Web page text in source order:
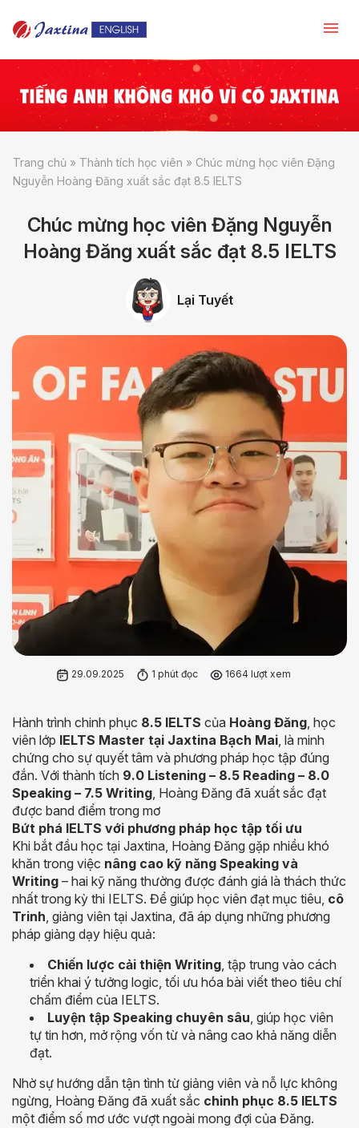
Trang chủ » Thành tích học viên » Chúc mừng học viên Đặng
Nguyễn Hoàng Đăng xuất sắc đạt 8.5 IELTS
Chúc mừng học viên Đặng Nguyễn
Hoàng Đăng xuất sắc đạt 8.5 IELTS
Lại Tuyết
29.09.2025 1 phút đọc 1664 lượt xem
Hành trình chinh phục 8.5 IELTS của Hoàng Đăng, học
viên lớp IELTS Master tại Jaxtina Bạch Mai, là minh
chứng cho sự quyết tâm và phương pháp học tập đúng
đắn. Với thành tích 9.0 Listening – 8.5 Reading – 8.0
Speaking – 7.5 Writing, Hoàng Đăng đã xuất sắc đạt
được band điểm trong mơ
Bứt phá IELTS với phương pháp học tập tối ưu
Khi bắt đầu học tại Jaxtina, Hoàng Đăng gặp nhiều khó
khăn trong việc nâng cao kỹ năng Speaking và
Writing – hai kỹ năng thường được đánh giá là thách thức
nhất trong kỳ thi IELTS. Để giúp học viên đạt mục tiêu, cô
Trinh, giảng viên tại Jaxtina, đã áp dụng những phương
pháp giảng dạy hiệu quả:
Chiến lược cải thiện Writing, tập trung vào cách
triển khai ý tưởng logic, tối ưu hóa bài viết theo tiêu chí
chấm điểm của IELTS.
Luyện tập Speaking chuyên sâu, giúp học viên
tự tin hơn, mở rộng vốn từ và nâng cao khả năng diễn
đạt.
Nhờ sự hướng dẫn tận tình từ giảng viên và nỗ lực không
ngừng, Hoàng Đăng đã xuất sắc chinh phục 8.5 IELTS
một điểm số mơ ước vượt ngoài mong đợi của Đăng.